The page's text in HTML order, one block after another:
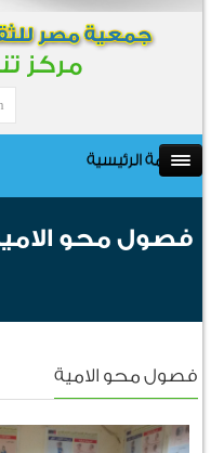
مركز
القائمة الرئيسية
فصول محو
فصول محو الامية